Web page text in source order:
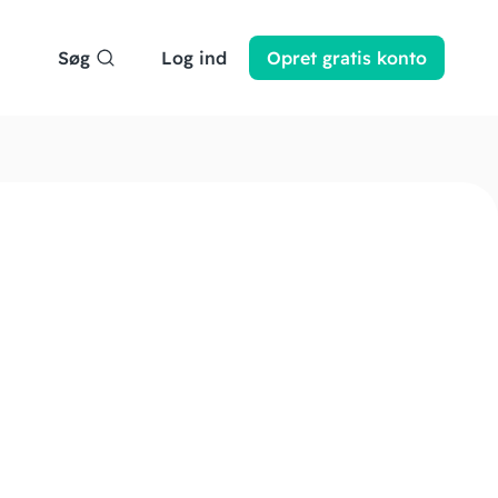
Søg Log ind Opret gratis konto